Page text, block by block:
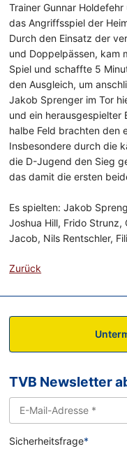
Trainer Gunnar
das Angriffsspiel der
Durch den Einsatz der
und Doppelpässen, kam
Spiel und schaffte 5
den Ausgleich, um
Jakob Sprenger im Tor
und ein herausgespielter
halbe Feld brachten den
Insbesondere durch die
die D-Jugend den Sieg
das damit die ersten
Es spielten: Jakob
Joshua Hill, Frido Strunz,
Jacob, Nils Rentschler,
Zurück
TVB Newsletter
Sicherheitsfrage*